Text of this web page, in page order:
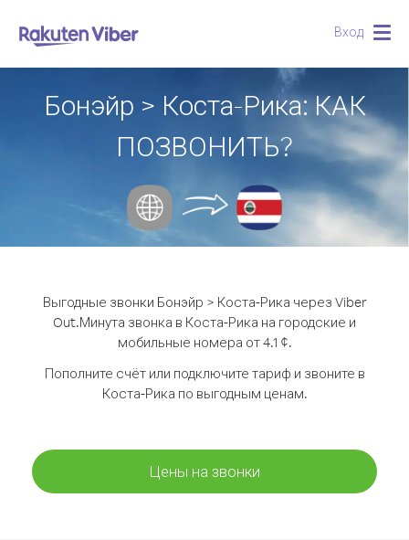
Вход
Бонэйр > Коста-Рика: КАК
ПОЗВОНИТЬ?
Выгодные звонки Бонэйр > Коста-Рика через Viber
Out.Минута звонка в Коста-Рика на городские и
мобильные номера от 4.1 ¢.
Пополните счёт или подключите тариф и звоните в
Коста-Рика по выгодным ценам.
Цены на звонки